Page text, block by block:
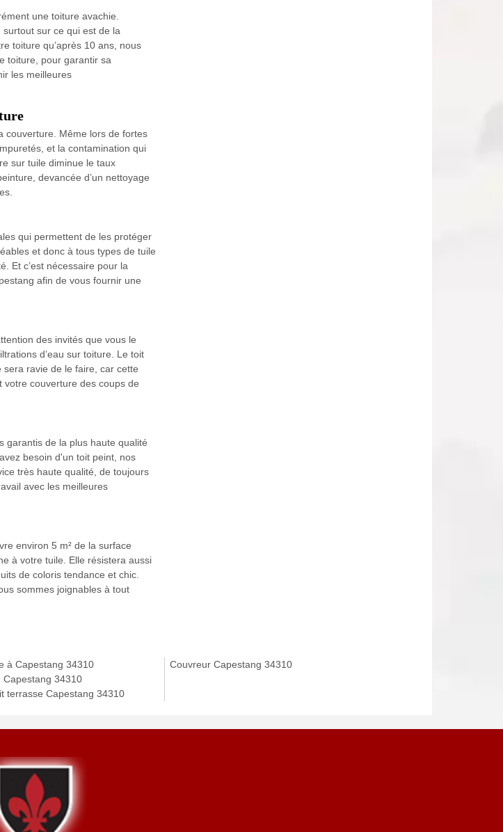
une toiture avachie.
surtout sur ce qui est de la
toiture qu’après 10 ans, nous
toiture, pour garantir sa
les meilleures
couverture. Même lors de fortes
et la contamination qui
sur tuile diminue le taux
devancée d’un nettoyage
qui permettent de les protéger
et donc à tous types de tuile
Et c’est nécessaire pour la
afin de vous fournir une
des invités que vous le
d’eau sur toiture. Le toit
ravie de le faire, car cette
votre couverture des coups de
garantis de la plus haute qualité
besoin d'un toit peint, nos
très haute qualité, de toujours
avec les meilleures
environ 5 m² de la surface
à votre tuile. Elle résistera aussi
de coloris tendance et chic.
sommes joignables à tout
à Capestang 34310
Capestang 34310
terrasse Capestang 34310
Couvreur Capestang 34310